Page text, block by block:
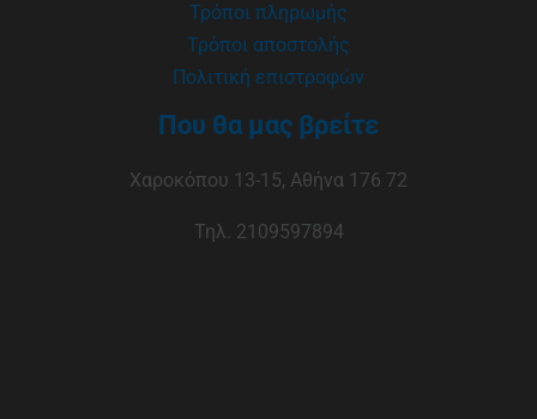
Τρόποι πληρωμής
Τρόποι αποστολής
Πολιτική επιστροφών
Που θα μας βρείτε
Χαροκόπου 13-15, Αθήνα 176 72
Τηλ. 2109597894